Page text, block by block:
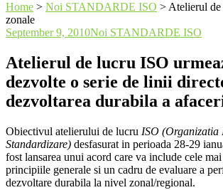
Home > Noi STANDARDE ISO > Atelierul
zonale
September 9, 2010Noi STANDARDE ISO
Atelierul de lucru ISO
dezvolte o serie de linii
dezvoltarea durabila a
Obiectivul atelierului de lucru ISO (Organizatia
Standardizare) desfasurat in perioada 28-29
fost lansarea unui acord care va include cele
principiile generale si un cadru de evaluare a
dezvoltare durabila la nivel zonal/regional.